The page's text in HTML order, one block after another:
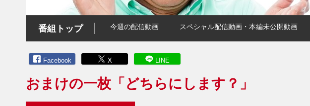
番組トップ 今週の配信動画 スペシャル配信動画・本編未公開動画
Facebook X LINE
おまけの一枚「どちらにします？」